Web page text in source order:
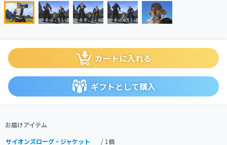
カートに入れる
ギフトとして購入
お届けアイテム
サイオンズローグ・ジャケット
/ 1個